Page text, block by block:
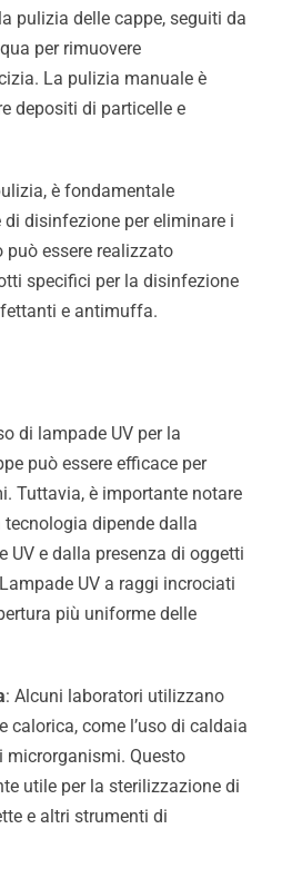
pulizia delle cappe, seguiti da
per rimuovere
La pulizia manuale è
depositi di particelle e
è fondamentale
disinfezione per eliminare i
può essere realizzato
specifici per la disinfezione
e antimuffa.
di lampade UV per la
può essere efficace per
Tuttavia, è importante notare
tecnologia dipende dalla
UV e dalla presenza di oggetti
UV a raggi incrociati
più uniforme delle
: Alcuni laboratori utilizzano
calorica, come l’uso di caldaia
microrganismi. Questo
utile per la sterilizzazione di
e altri strumenti di